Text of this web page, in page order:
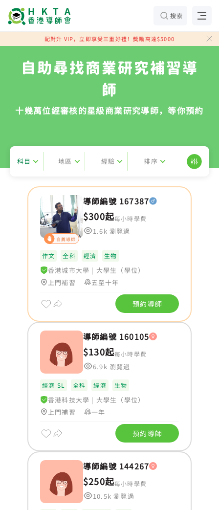
搜索
配對升 VIP，立即享受三重好禮！獎勵高達$5000
自助尋找商業研究補習導
師
十幾萬位經審核的星級商業研究導師，等你預約
科目 地區 經驗 排序
自薦導師
導師編號 167387
$300起每小時學費
1.6k 瀏覽過
作文 全科 經濟 生物
香港城市大學 | 大學生（學位）
上門補習
五至十年
預約導師
導師編號 160105
$130起每小時學費
6.9k 瀏覽過
經濟 SL 全科 經濟 生物
香港科技大學 | 大學生（學位）
上門補習
一年
預約導師
導師編號 144267
$250起每小時學費
10.5k 瀏覽過